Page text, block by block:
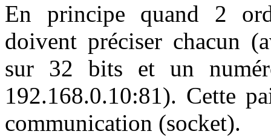
En principe quand 2
doivent préciser chacun
sur 32 bits et un
192.168.0.10:81). Cette
communication (socket).